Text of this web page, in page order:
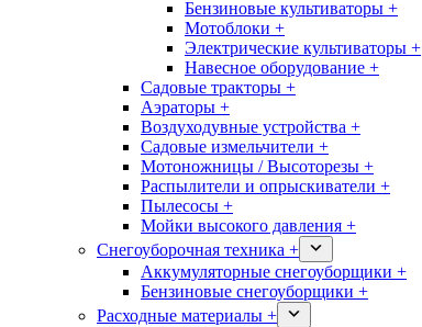
Бензиновые культиваторы +
Мотоблоки +
Электрические культиваторы +
Навесное оборудование +
Садовые тракторы +
Аэраторы +
Воздуходувные устройства +
Садовые измельчители +
Мотоножницы / Высоторезы +
Распылители и опрыскиватели +
Пылесосы +
Мойки высокого давления +
Снегоуборочная техника +
Аккумуляторные снегоуборщики +
Бензиновые снегоуборщики +
Расходные материалы +